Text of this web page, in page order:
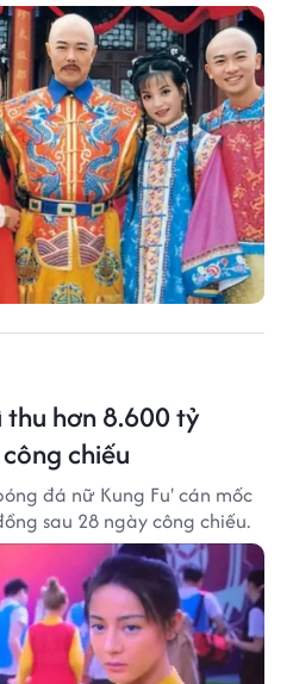
thu hơn 8.600 tỷ
chiếu
đá nữ Kung Fu' cán mốc
sau 28 ngày công chiếu.